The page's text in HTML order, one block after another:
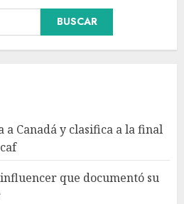
BUSCAR
a Canadá y clasifica a la final
que documentó su
de la Espriella
victoria 3-1 de
Femenil sobre Cruz
en Jornada 2
AGOSTO 8, 2026